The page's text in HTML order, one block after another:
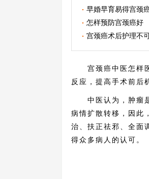
早婚早育易得宫颈
怎样预防宫颈癌好
宫颈癌术后护理不
宫颈癌中医怎样医
反应，提高手术前后
中医认为，肿瘤是
病情扩散转移，因此
治、扶正祛邪、全面
得众多病人的认可。